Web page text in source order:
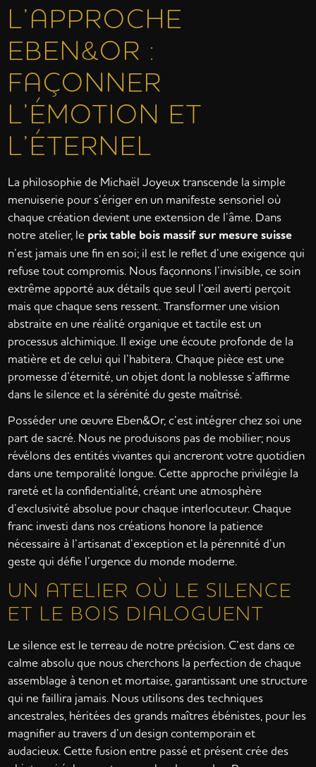
L’APPROCHE
EBEN&OR :
FAÇONNER
L’ÉMOTION ET
L’ÉTERNEL
La philosophie de Michaël Joyeux transcende la simple
menuiserie pour s’ériger en un manifeste sensoriel où
chaque création devient une extension de l’âme. Dans
notre atelier, le prix table bois massif sur mesure suisse
n’est jamais une fin en soi; il est le reflet d’une exigence qui
refuse tout compromis. Nous façonnons l’invisible, ce soin
extrême apporté aux détails que seul l’œil averti perçoit
mais que chaque sens ressent. Transformer une vision
abstraite en une réalité organique et tactile est un
processus alchimique. Il exige une écoute profonde de la
matière et de celui qui l’habitera. Chaque pièce est une
promesse d’éternité, un objet dont la noblesse s’affirme
dans le silence et la sérénité du geste maîtrisé.
Posséder une œuvre Eben&Or, c’est intégrer chez soi une
part de sacré. Nous ne produisons pas de mobilier; nous
révélons des entités vivantes qui ancreront votre quotidien
dans une temporalité longue. Cette approche privilégie la
rareté et la confidentialité, créant une atmosphère
d’exclusivité absolue pour chaque interlocuteur. Chaque
franc investi dans nos créations honore la patience
nécessaire à l’artisanat d’exception et la pérennité d’un
geste qui défie l’urgence du monde moderne.
UN ATELIER OÙ LE SILENCE
ET LE BOIS DIALOGUENT
Le silence est le terreau de notre précision. C’est dans ce
calme absolu que nous cherchons la perfection de chaque
assemblage à tenon et mortaise, garantissant une structure
qui ne faillira jamais. Nous utilisons des techniques
ancestrales, héritées des grands maîtres ébénistes, pour les
magnifier au travers d’un design contemporain et
audacieux. Cette fusion entre passé et présent crée des